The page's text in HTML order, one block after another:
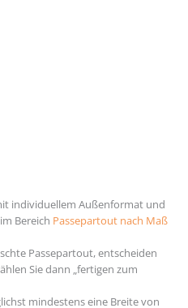
individuellem Außenformat und
Bereich Passepartout nach Maß
Passepartout, entscheiden
Sie dann „fertigen zum
mindestens eine Breite von